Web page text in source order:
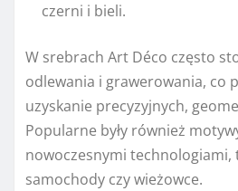
czerni i bieli.
W srebrach Art Déco często
odlewania i grawerowania, co
uzyskanie precyzyjnych,
Popularne były również
nowoczesnymi technologiami,
samochody czy wieżowce.